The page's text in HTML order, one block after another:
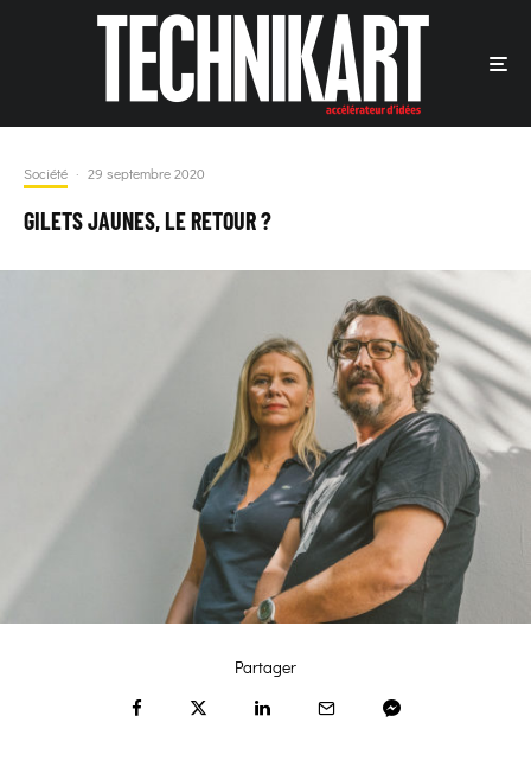
Société · 29 septembre 2020
GILETS JAUNES, LE RETOUR ?
Partager